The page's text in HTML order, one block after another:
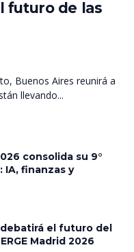
futuro de las
Buenos Aires reunirá a
llevando...
consolida su 9°
IA, finanzas y
el futuro del
Madrid 2026